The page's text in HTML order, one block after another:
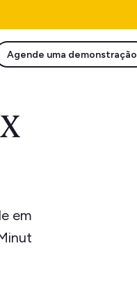
Agende uma demonstração
em